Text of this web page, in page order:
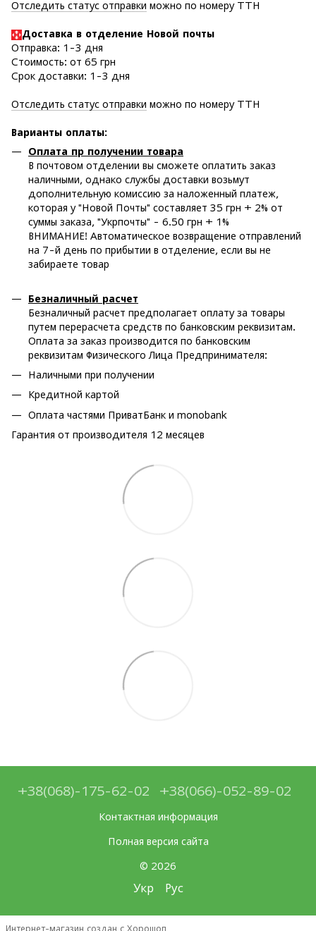
Отследить статус отправки можно по номеру ТТН
Доставка в отделение Новой почты
Отправка: 1-3 дня
Стоимость: от 65 грн
Срок доставки: 1-3 дня
Отследить статус отправки можно по номеру ТТН
Варианты оплаты:
Оплата пр получении товара
В почтовом отделении вы сможете оплатить заказ
наличными, однако службы доставки возьмут
дополнительную комиссию за наложенный платеж,
которая у "Новой Почты" составляет 35 грн + 2% от
суммы заказа, "Укрпочты" - 6.50 грн + 1%
ВНИМАНИЕ! Автоматическое возвращение отправлений
на 7-й день по прибытии в отделение, если вы не
забираете товар
Безналичный расчет
Безналичный расчет предполагает оплату за товары
путем перерасчета средств по банковским реквизитам.
Оплата за заказ производится по банковским
реквизитам Физического Лица Предпринимателя:
Наличными при получении
Кредитной картой
Оплата частями ПриватБанк и monobank
Гарантия от производителя 12 месяцев
+38(068)-175-62-02 +38(066)-052-89-02
Контактная информация
Полная версия сайта
© 2026
Укр Рус
Интернет-магазин создан с Хорошоп